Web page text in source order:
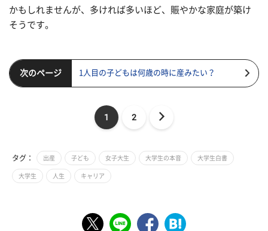
かもしれませんが、多ければ多いほど、賑やかな家庭が築け
そうです。
次のページ 1人目の子どもは何歳の時に産みたい？
1 2
タグ： 出産 子ども 女子大生 大学生の本音 大学生白書
大学生 人生 キャリア